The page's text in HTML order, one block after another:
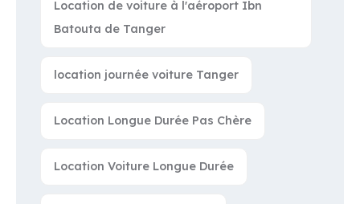
Location de voiture à l'aéroport Ibn
Batouta de Tanger
location journée voiture Tanger
Location Longue Durée Pas Chère
Location Voiture Longue Durée